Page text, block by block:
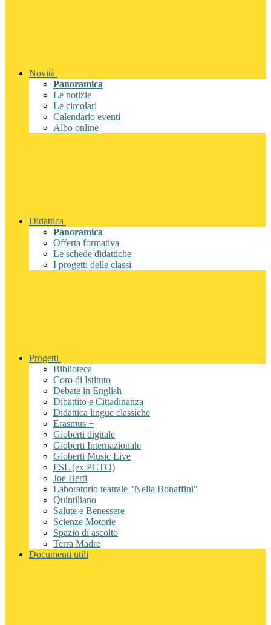
Novità
Panoramica
Le notizie
Le circolari
Calendario eventi
Albo online
Didattica
Panoramica
Offerta formativa
Le schede didattiche
I progetti delle classi
Progetti
Biblioteca
Coro di Istituto
Debate in English
Dibattito e Cittadinanza
Didattica lingue classiche
Erasmus +
Gioberti digitale
Gioberti Internazionale
Gioberti Music Live
FSL (ex PCTO)
Joe Berti
Laboratorio teatrale "Nella Bonaffini"
Quintiliano
Salute e Benessere
Scienze Motorie
Spazio di ascolto
Terra Madre
Documenti utili